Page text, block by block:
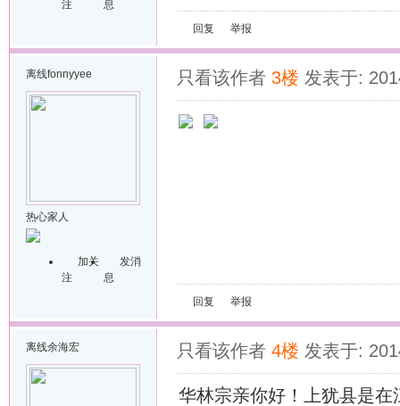
注
息
回复 举报
离线fonnyyee
热心家人
加关
注
发消
息
只看该作者 3楼 发表于:
回复 举报
离线余海宏 只看该作者 4楼 发表于:
华林宗亲你好！上犹县是